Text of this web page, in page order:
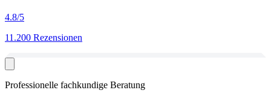
4.8/5
11.200 Rezensionen
Professionelle fachkundige Beratung